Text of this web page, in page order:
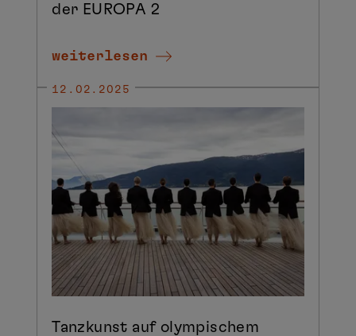
der EUROPA 2
weiterlesen
Tanzkunst auf olympischem
12.02.2025